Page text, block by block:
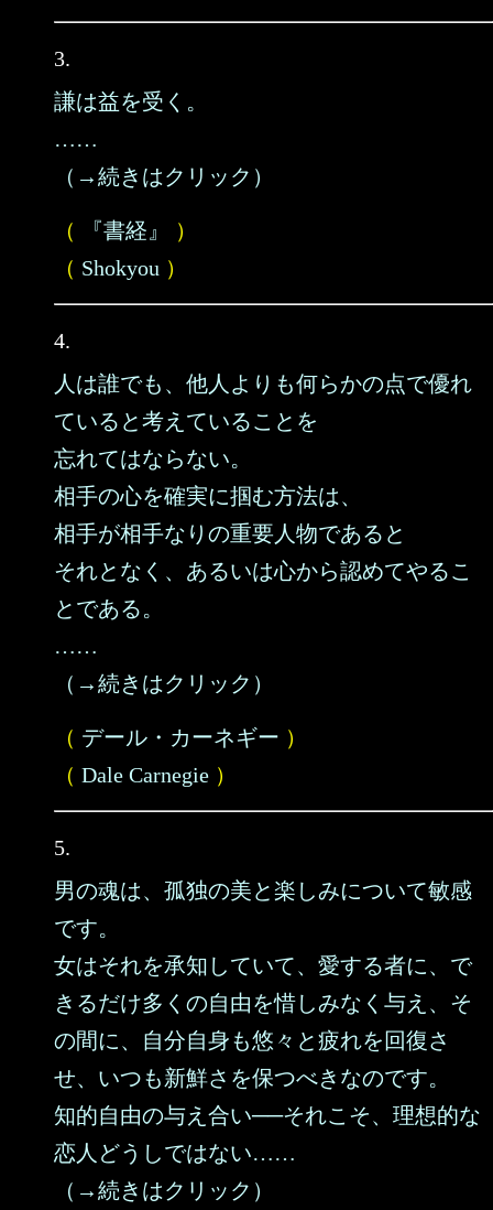
3.
謙は益を受く。
……
（→続きはクリック）
（ 『書経』
）
（ Shokyou ）
4.
人は誰でも、他人よりも何らかの点で優れ
ていると考えていることを
忘れてはならない。
相手の心を確実に掴む方法は、
相手が相手なりの重要人物であると
それとなく、あるいは心から認めてやるこ
とである。
……
（→続きはクリック）
（ デール・カーネギー ）
（ Dale Carnegie ）
5.
男の魂は、孤独の美と楽しみについて敏感
です。
女はそれを承知していて、愛する者に、で
きるだけ多くの自由を惜しみなく与え、そ
の間に、自分自身も悠々と疲れを回復さ
せ、いつも新鮮さを保つべきなのです。
知的自由の与え合い──それこそ、理想的な
恋人どうしではない……
（→続きはクリック）